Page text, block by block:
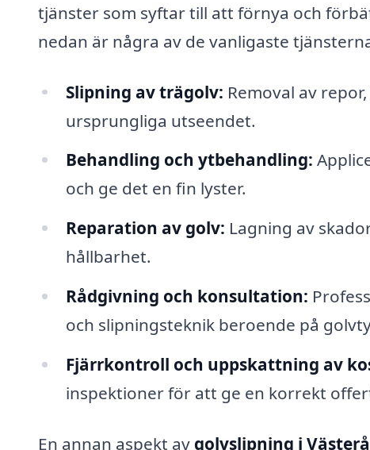
tjänster som syftar till att förnya och
nedan är några av de vanligaste
Slipning av trägolv: Removal av
ursprungliga utseendet.
Behandling och ytbehandling:
och ge det en fin lyster.
Reparation av golv: Lagning av
hållbarhet.
Rådgivning och konsultation:
och slipningsteknik beroende på
Fjärrkontroll och uppskattning av
inspektioner för att ge en korrekt
En annan aspekt av golvslipning i